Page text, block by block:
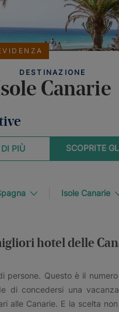
DESTINAZIONE
Canarie
SCOPRITE
PIÙ
Isole Canarie
hotel delle
persone. Questo è il
di concedersi una
alle Canarie. E la scelta